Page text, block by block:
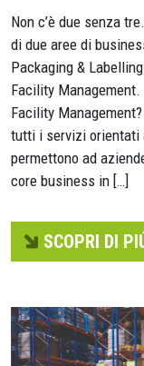
Non c’è due senza
di due aree di
Packaging &
Facility
Facility
tutti i servizi orientati
permettono ad
core business in […]
SCOPRI DI